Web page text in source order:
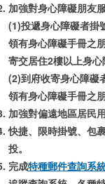
加強對身心障礙朋友
(1)投遞身心障礙者掛
領有身心障礙手冊之
寄交居住2樓以上身
(2)到府收寄身心障礙
領有身心障礙手冊之
加強對偏遠地區居民
快捷、限時掛號、包
投。
完成特種郵件查詢系